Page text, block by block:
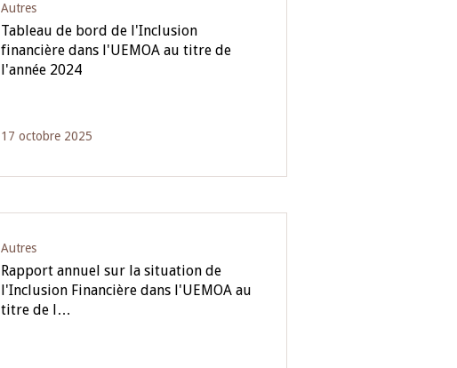
Autres
Tableau de bord de l'Inclusion
financière dans l'UEMOA au titre de
l'année 2024
17 octobre 2025
Autres
Rapport annuel sur la situation de
l'Inclusion Financière dans l'UEMOA au
titre de l…